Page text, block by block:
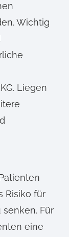
Wichtig
Liegen
Risiko für
Für
eine